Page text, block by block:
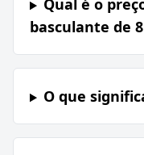
Qual é o
basculante de
O que